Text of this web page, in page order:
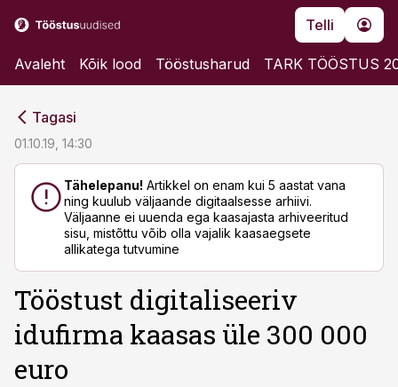
Telli
Avaleht Kõik lood Tööstusharud TARK TÖÖSTUS
Tagasi
01.10.19, 14:30
Tähelepanu! Artikkel on enam kui 5 aastat vana
ning kuulub väljaande digitaalsesse arhiivi.
Väljaanne ei uuenda ega kaasajasta arhiveeritud
sisu, mistõttu võib olla vajalik kaasaegsete
allikatega tutvumine
Tööstust digitaliseeriv
idufirma kaasas üle 300 000
euro